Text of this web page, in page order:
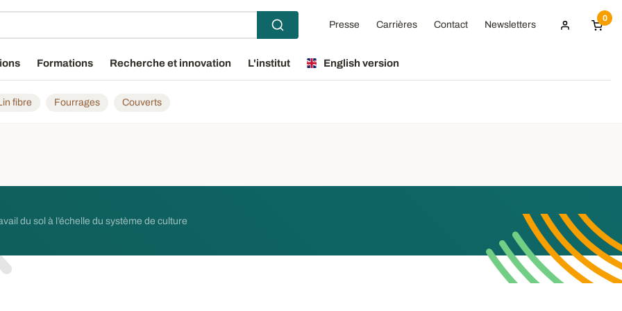
Presse Carrières Contact Newsletters
0
Formations Recherche et innovation L'institut English version
fibre Fourrages Couverts
du sol à l’échelle du système de culture